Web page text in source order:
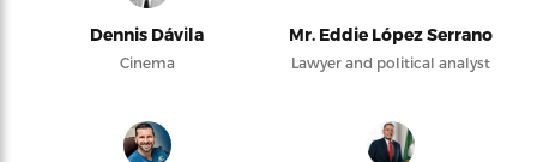
Dennis Dávila
Cinema
Mr. Eddie López Serrano
Lawyer and political analyst